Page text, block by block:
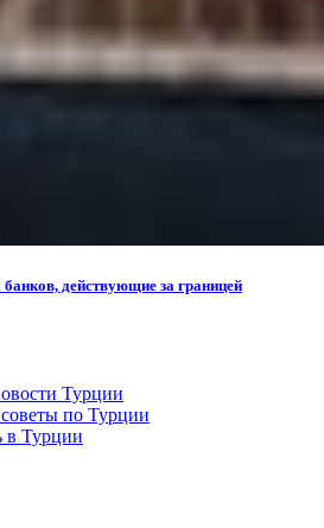
действующие за границей
Турции
по Турции
в Турции